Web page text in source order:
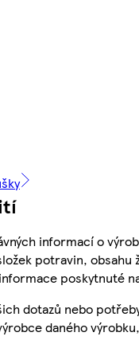
informací o
potravin,
poskytnuté
dotazů nebo
daného